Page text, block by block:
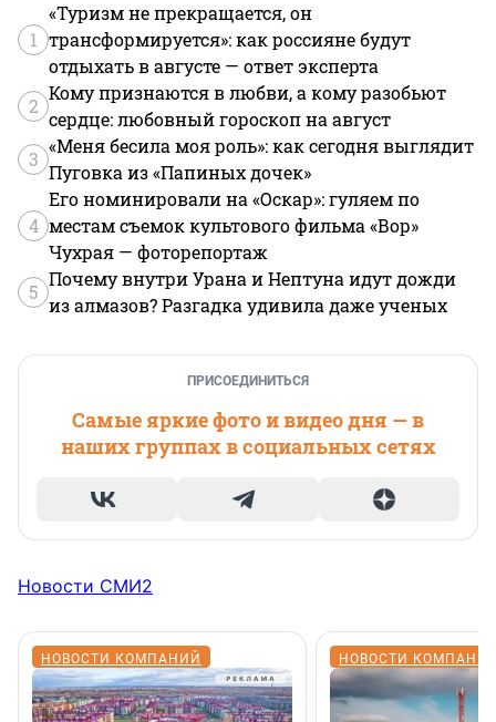
1
«Туризм не прекращается, он
трансформируется»: как россияне будут
отдыхать в августе — ответ эксперта
2
Кому признаются в любви, а кому разобьют
сердце: любовный гороскоп на август
3
«Меня бесила моя роль»: как сегодня выглядит
Пуговка из «Папиных дочек»
4
Его номинировали на «Оскар»: гуляем по
местам съемок культового фильма «Вор»
Чухрая — фоторепортаж
5
Почему внутри Урана и Нептуна идут дожди
из алмазов? Разгадка удивила даже ученых
ПРИСОЕДИНИТЬСЯ
Самые яркие фото и видео дня — в
наших группах в социальных сетях
Новости СМИ2
НОВОСТИ КОМПАНИЙ НОВОСТИ